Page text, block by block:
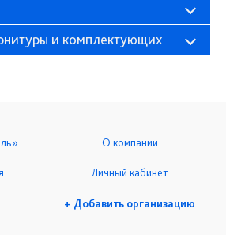
и комплектующих
О компании
Личный кабинет
+ Добавить организацию